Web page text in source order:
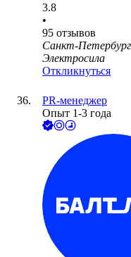
3.8
•
95 отзывов
Санкт-Петербург
Электросила
Откликнуться
PR-менеджер
Опыт 1-3 года